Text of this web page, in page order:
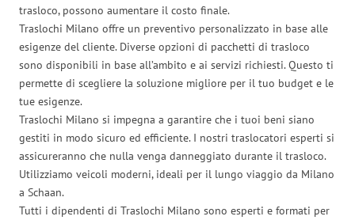
trasloco, possono aumentare il costo finale.
Traslochi Milano offre un preventivo personalizzato in base alle
esigenze del cliente. Diverse opzioni di pacchetti di trasloco
sono disponibili in base all’ambito e ai servizi richiesti. Questo ti
permette di scegliere la soluzione migliore per il tuo budget e le
tue esigenze.
Traslochi Milano si impegna a garantire che i tuoi beni siano
gestiti in modo sicuro ed efficiente. I nostri traslocatori esperti si
assicureranno che nulla venga danneggiato durante il trasloco.
Utilizziamo veicoli moderni, ideali per il lungo viaggio da Milano
a Schaan.
Tutti i dipendenti di Traslochi Milano sono esperti e formati per